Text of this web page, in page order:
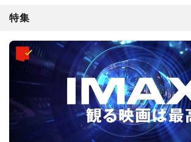
特集